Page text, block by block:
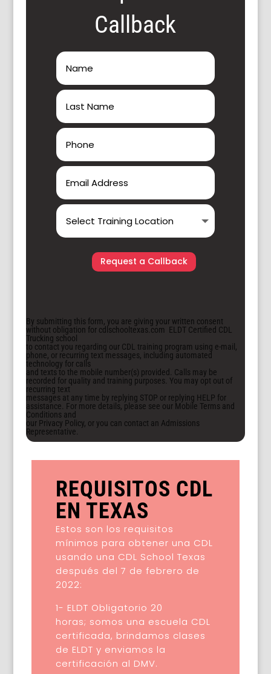
Callback
Request a Callback
By submitting this form, you are giving your written consent
without obligation for cdlschooltexas.com ELDT Certified CDL
Trucking school
to contact you regarding our CDL training program using e-mail,
phone, or recurring text messages, including automated
technology for calls
and texts to the mobile number(s) provided. Calls may be
recorded for quality and training purposes. You may opt out of
recurring text
messages at any time by replying STOP or replying HELP for
assistance. For more details, please see our Mobile Terms and
Conditions and
our Privacy Policy, or you can contact an Admissions
Representative.
REQUISITOS CDL
EN TEXAS
Estos son los requisitos
mínimos para obtener una CDL
usando una CDL School Texas
después del 7 de febrero de
2022:
1- ELDT Obligatorio 20
horas; somos una escuela CDL
certificada, brindamos clases
de ELDT y enviamos la
certificación al DMV.